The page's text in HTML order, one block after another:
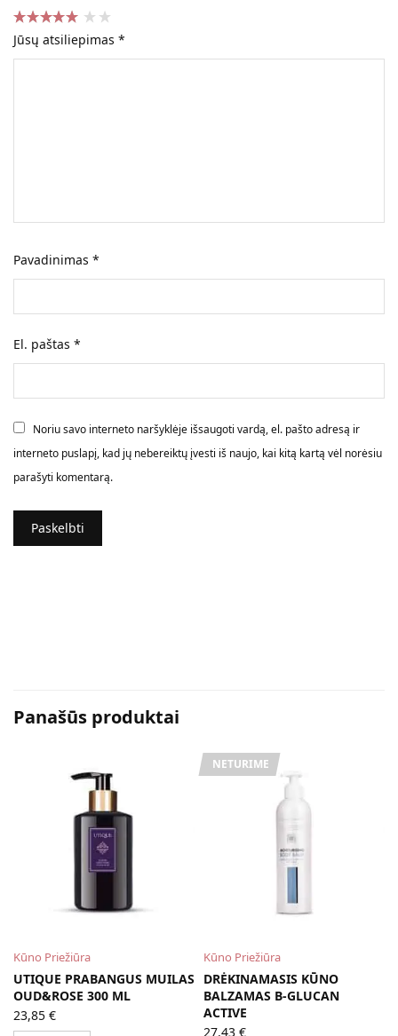
Jūsų atsiliepimas*
Pavadinimas*
El. paštas*
Noriu savo interneto naršyklėje išsaugoti vardą, el. pašto adresą ir
interneto puslapį, kad jų nebereiktų įvesti iš naujo, kai kitą kartą vėl norėsiu
parašyti komentarą.
Panašūs produktai
Kūno Priežiūra
UTIQUE PRABANGUS MUILAS
OUD&ROSE 300 ML
23,85 €
NETURIME
Kūno Priežiūra
DRĖKINAMASIS KŪNO
BALZAMAS Β-GLUCAN
ACTIVE
27,43 €